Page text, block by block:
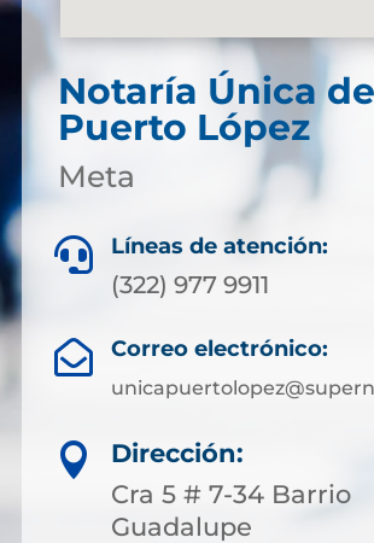
Notaría Única de
Puerto López
Meta
 Líneas de atención:
(322) 977 9911
 Correo electrónico:

Dirección:
Cra 5 # 7-34 Barrio
Guadalupe